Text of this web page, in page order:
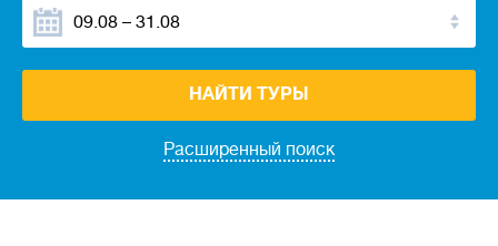
Расширенный поиск
НАЙТИ ТУРЫ